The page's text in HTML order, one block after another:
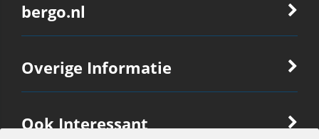
bergo.nl
Overige Informatie
Ook Interessant